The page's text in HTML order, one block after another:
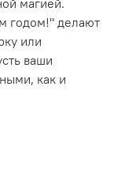
магией.
годом!" делают
или
ваши
как и